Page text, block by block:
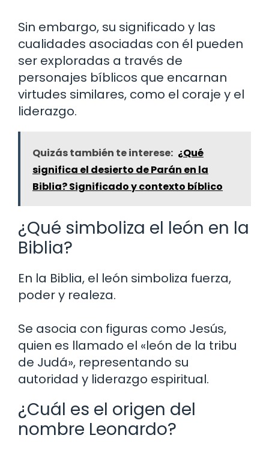
Sin embargo, su significado y las
cualidades asociadas con él pueden
ser exploradas a través de
personajes bíblicos que encarnan
virtudes similares, como el coraje y el
liderazgo.
Quizás también te interese: ¿Qué
significa el desierto de Parán en la
Biblia? Significado y contexto bíblico
¿Qué simboliza el león en la
Biblia?
En la Biblia, el león simboliza fuerza,
poder y realeza.
Se asocia con figuras como Jesús,
quien es llamado el «león de la tribu
de Judá», representando su
autoridad y liderazgo espiritual.
¿Cuál es el origen del
nombre Leonardo?